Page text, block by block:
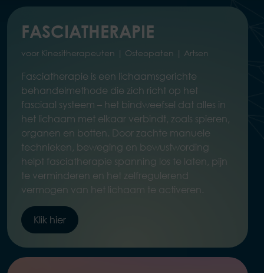
FASCIATHERAPIE
voor Kinesitherapeuten | Osteopaten | Artsen
Fasciatherapie is een lichaamsgerichte
behandelmethode die zich richt op het
fasciaal systeem – het bindweefsel dat alles in
het lichaam met elkaar verbindt, zoals spieren,
organen en botten. Door zachte manuele
technieken, beweging en bewustwording
helpt fasciatherapie spanning los te laten, pijn
te verminderen en het zelfregulerend
vermogen van het lichaam te activeren.
Klik hier